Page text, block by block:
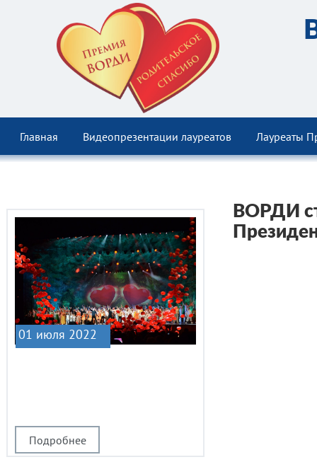
Главная Видеопрезентации лауреатов Лауреаты
ВОРДИ
Подробнее
01 июля 2022